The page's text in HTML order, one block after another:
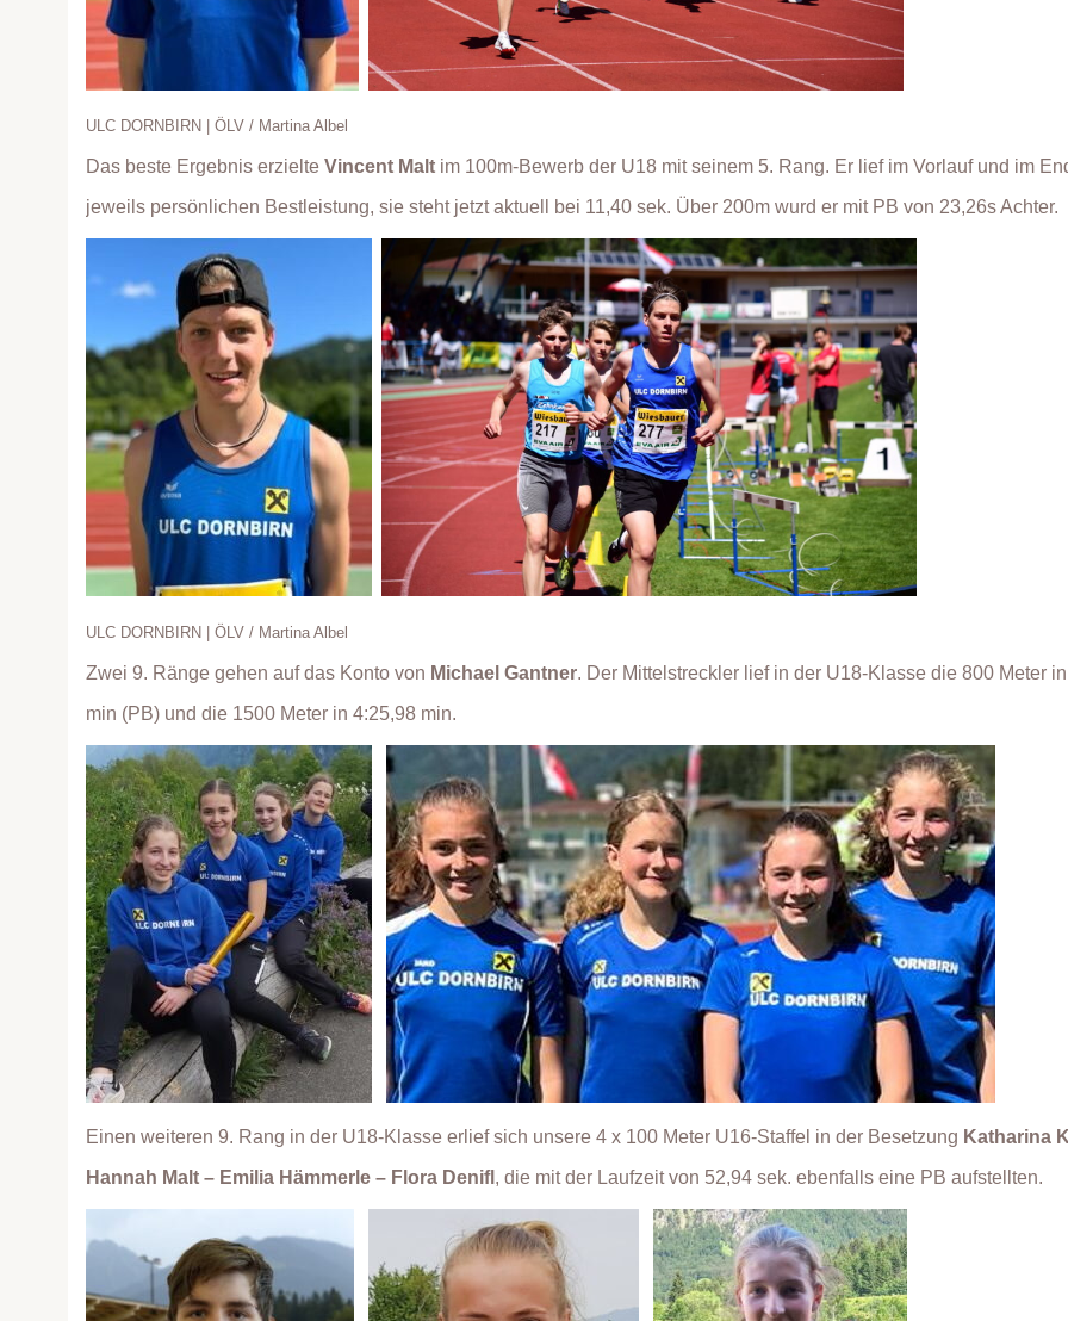
ULC DORNBIRN | ÖLV / Martina Albel
Das beste Ergebnis erzielte Vincent Malt im 100m-Bewerb der U18 mit seinem 5. Rang. Er lief im Vorlauf und im
jeweils persönlichen Bestleistung, sie steht jetzt aktuell bei 11,40 sek. Über 200m wurd er mit PB von 23,26s Achter.
ULC DORNBIRN | ÖLV / Martina Albel
Zwei 9. Ränge gehen auf das Konto von Michael Gantner. Der Mittelstreckler lief in der U18-Klasse die 800 Meter
min (PB) und die 1500 Meter in 4:25,98 min.
Einen weiteren 9. Rang in der U18-Klasse erlief sich unsere 4 x 100 Meter U16-Staffel in der Besetzung Katharina
Hannah Malt – Emilia Hämmerle – Flora Denifl , die mit der Laufzeit von 52,94 sek. ebenfalls eine PB aufstellten.